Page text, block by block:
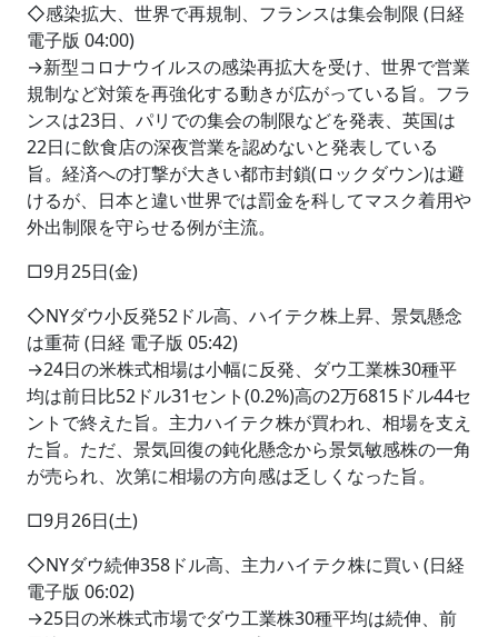
◇感染拡大、世界で再規制、フランスは集会制限 (日経
電子版 04:00)
→新型コロナウイルスの感染再拡大を受け、世界で営業
規制など対策を再強化する動きが広がっている旨。フラ
ンスは23日、パリでの集会の制限などを発表、英国は
22日に飲食店の深夜営業を認めないと発表している
旨。経済への打撃が大きい都市封鎖(ロックダウン)は避
けるが、日本と違い世界では罰金を科してマスク着用や
外出制限を守らせる例が主流。
□9月25日(金)
◇NYダウ小反発52ドル高、ハイテク株上昇、景気懸念
は重荷 (日経 電子版 05:42)
→24日の米株式相場は小幅に反発、ダウ工業株30種平
均は前日比52ドル31セント(0.2%)高の2万6815ドル44セ
ントで終えた旨。主力ハイテク株が買われ、相場を支え
た旨。ただ、景気回復の鈍化懸念から景気敏感株の一角
が売られ、次第に相場の方向感は乏しくなった旨。
□9月26日(土)
◇NYダウ続伸358ドル高、主力ハイテク株に買い (日経
電子版 06:02)
→25日の米株式市場でダウ工業株30種平均は続伸、前